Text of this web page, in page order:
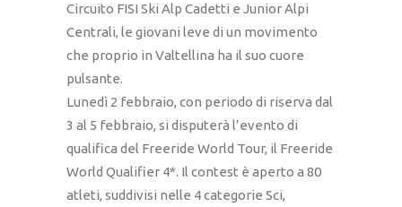
Circuito FISI Ski Alp Cadetti e Junior Alpi
Centrali, le giovani leve di un movimento
che proprio in Valtellina ha il suo cuore
pulsante.
Lunedì 2 febbraio, con periodo di riserva dal
3 al 5 febbraio, si disputerà l’evento di
qualifica del Freeride World Tour, il Freeride
World Qualifier 4*. Il contest è aperto a 80
atleti, suddivisi nelle 4 categorie Sci,